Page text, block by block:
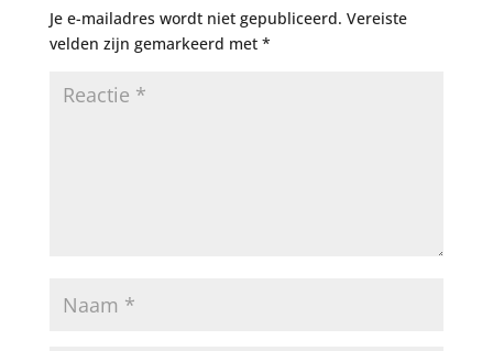
Je e-mailadres wordt niet gepubliceerd. Vereiste
velden zijn gemarkeerd met *